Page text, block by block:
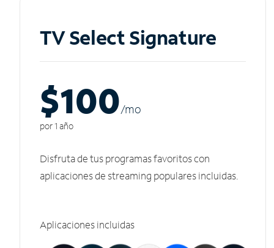
TV Select Signature
$100/mo
por 1 año
Disfruta de tus programas favoritos con
aplicaciones de streaming populares incluidas.
Aplicaciones incluidas